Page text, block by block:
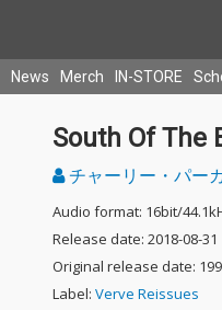
News Merch IN-STORE
South Of The
チャーリー・パー
Audio format: 16bit/
Release date: 2018-08-31
Original release date:
Label: Verve Reissues